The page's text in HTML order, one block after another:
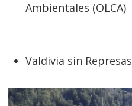
Ambientales (OLCA)
Valdivia sin Represas